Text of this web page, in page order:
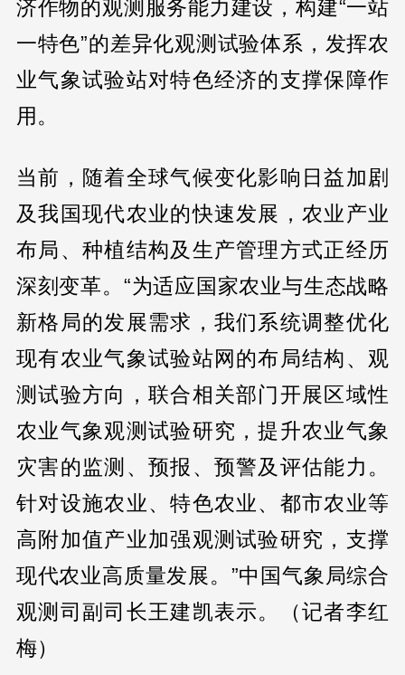
济作物的观测服务能力建设，构建“一站
一特色”的差异化观测试验体系，发挥农
业气象试验站对特色经济的支撑保障作
用。
当前，随着全球气候变化影响日益加剧
及我国现代农业的快速发展，农业产业
布局、种植结构及生产管理方式正经历
深刻变革。“为适应国家农业与生态战略
新格局的发展需求，我们系统调整优化
现有农业气象试验站网的布局结构、观
测试验方向，联合相关部门开展区域性
农业气象观测试验研究，提升农业气象
灾害的监测、预报、预警及评估能力。
针对设施农业、特色农业、都市农业等
高附加值产业加强观测试验研究，支撑
现代农业高质量发展。”中国气象局综合
观测司副司长王建凯表示。（记者李红
梅）